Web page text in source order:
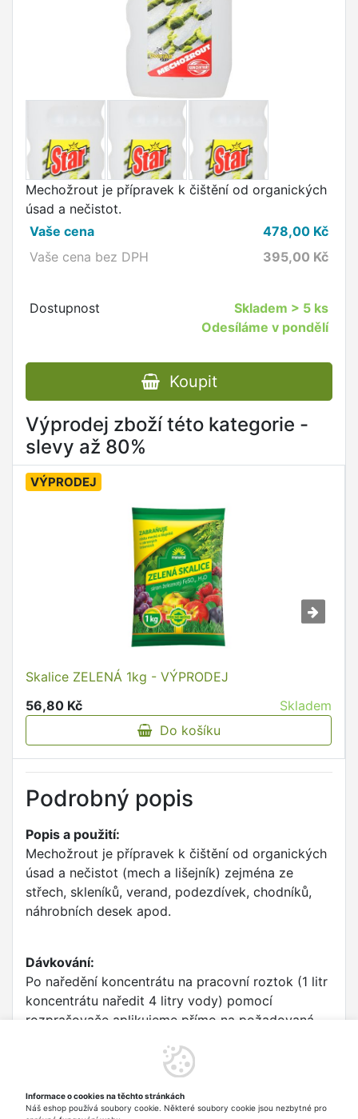
Mechožrout je přípravek k čištění od organických
úsad a nečistot.
Vaše cena
478,00 Kč
Vaše cena bez DPH
395,00 Kč
Dostupnost Skladem > 5 ks
Odesíláme v pondělí
Koupit
Výprodej zboží této kategorie -
slevy až 80%
VÝPRODEJ
Skalice ZELENÁ 1kg - VÝPRODEJ
56,80 Kč
Skladem
Do košíku
Podrobný popis
Popis a použití:
Mechožrout je přípravek k čištění od organických
úsad a nečistot (mech a lišejník) zejména ze
střech, skleníků, verand, podezdívek, chodníků,
náhrobních desek apod.
Dávkování:
Po naředění koncentrátu na pracovní roztok (1 litr
koncentrátu naředit 4 litry vody) pomocí
rozprašovače aplikujeme přímo na požadovaná
Aplikujeme při suchém počasí, aby prostředek
mohl dostatečně a dlouho působit. Organické
úsady a nečistoty se po určitě době dle znečištění
Informace o cookies na těchto stránkách
Náš eshop používá soubory cookie. Některé soubory cookie jsou nezbytné pro